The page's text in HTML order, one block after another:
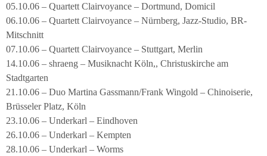
05.10.06 – Quartett Clairvoyance – Dortmund, Domicil
06.10.06 – Quartett Clairvoyance – Nürnberg, Jazz-Studio, BR-
Mitschnitt
07.10.06 – Quartett Clairvoyance – Stuttgart, Merlin
14.10.06 – shraeng – Musiknacht Köln,, Christuskirche am
Stadtgarten
21.10.06 – Duo Martina Gassmann/Frank Wingold – Chinoiserie,
Brüsseler Platz, Köln
23.10.06 – Underkarl – Eindhoven
26.10.06 – Underkarl – Kempten
28.10.06 – Underkarl – Worms